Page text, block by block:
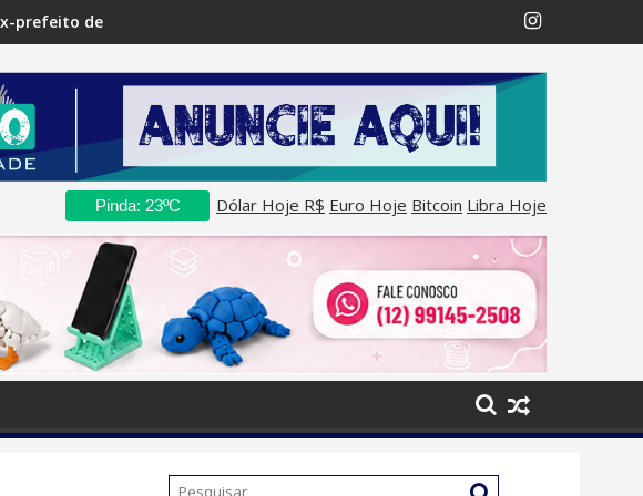
Isael DominguesNotícias de falecimentos em Pindamonhangaba
Pinda: 23ºC Dólar Hoje R$ Euro Hoje Bitcoin Libra Hoje